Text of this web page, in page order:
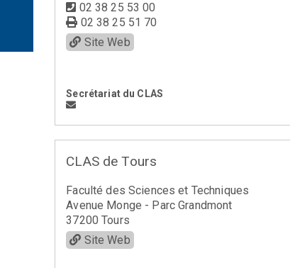
02 38 25 53 00
02 38 25 51 70
Site Web
Secrétariat du CLAS
CLAS de Tours
Faculté des Sciences et Techniques
Avenue Monge - Parc Grandmont
37200 Tours
Site Web